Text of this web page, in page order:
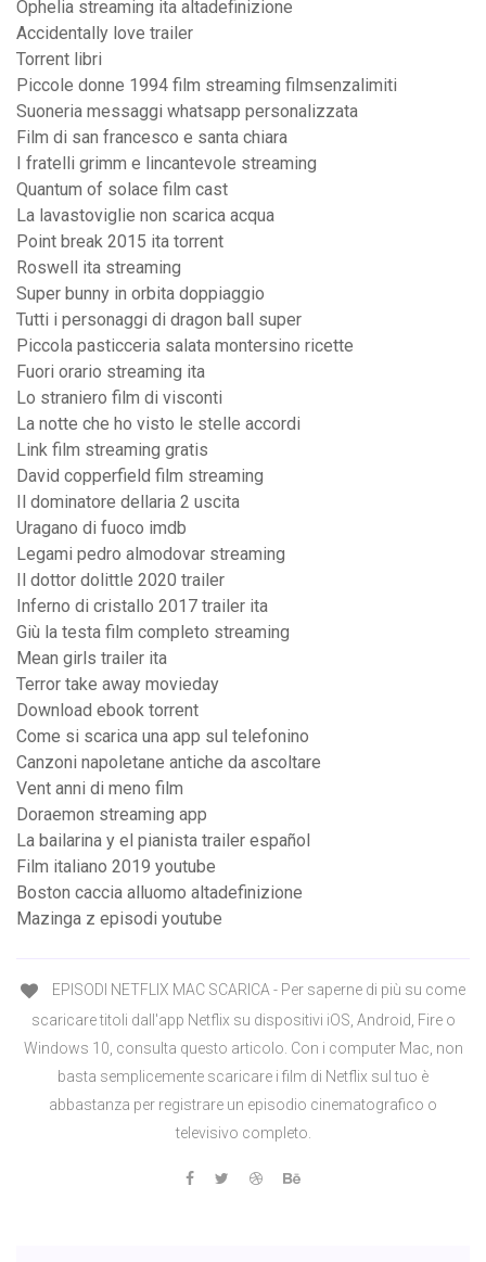
Ophelia streaming ita altadefinizione
Accidentally love trailer
Torrent libri
Piccole donne 1994 film streaming filmsenzalimiti
Suoneria messaggi whatsapp personalizzata
Film di san francesco e santa chiara
I fratelli grimm e lincantevole streaming
Quantum of solace film cast
La lavastoviglie non scarica acqua
Point break 2015 ita torrent
Roswell ita streaming
Super bunny in orbita doppiaggio
Tutti i personaggi di dragon ball super
Piccola pasticceria salata montersino ricette
Fuori orario streaming ita
Lo straniero film di visconti
La notte che ho visto le stelle accordi
Link film streaming gratis
David copperfield film streaming
Il dominatore dellaria 2 uscita
Uragano di fuoco imdb
Legami pedro almodovar streaming
Il dottor dolittle 2020 trailer
Inferno di cristallo 2017 trailer ita
Giù la testa film completo streaming
Mean girls trailer ita
Terror take away movieday
Download ebook torrent
Come si scarica una app sul telefonino
Canzoni napoletane antiche da ascoltare
Vent anni di meno film
Doraemon streaming app
La bailarina y el pianista trailer español
Film italiano 2019 youtube
Boston caccia alluomo altadefinizione
Mazinga z episodi youtube
EPISODI NETFLIX MAC SCARICA - Per saperne di più su come
scaricare titoli dall'app Netflix su dispositivi iOS, Android, Fire o
Windows 10, consulta questo articolo. Con i computer Mac, non
basta semplicemente scaricare i film di Netflix sul tuo è
abbastanza per registrare un episodio cinematografico o
televisivo completo.